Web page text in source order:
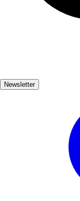
Newsletter
Maurici National Park,
wildlife. Hiking trails
providing
treks, making it
heritage, featuring
local villages, where
experience the warm
Muy Popular